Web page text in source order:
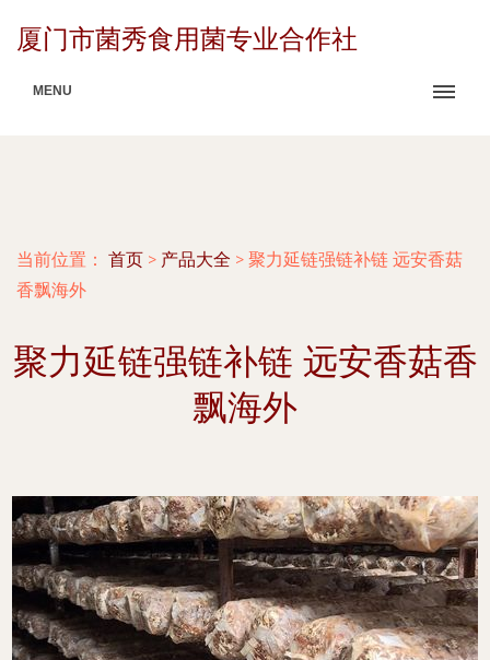
厦门市菌秀食用菌专业合作社
MENU
当前位置： 首页 > 产品大全 > 聚力延链强链补链 远安香菇
香飘海外
聚力延链强链补链 远安香菇香
飘海外